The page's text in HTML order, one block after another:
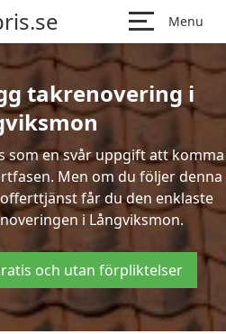
Menu
takrenovering i
som en svår uppgift att komma
Men om du följer denna
får du den enklaste
i Långviksmon.
och utan förpliktelser